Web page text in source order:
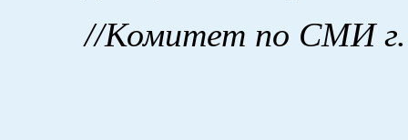
//Комитет по СМИ г.